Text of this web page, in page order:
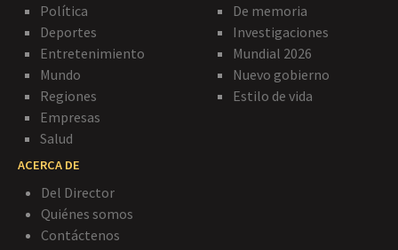
Política
Deportes
Entretenimiento
Mundo
Regiones
Empresas
Salud
De memoria
Investigaciones
Mundial 2026
Nuevo gobierno
Estilo de vida
ACERCA DE
Del Director
Quiénes somos
Contáctenos